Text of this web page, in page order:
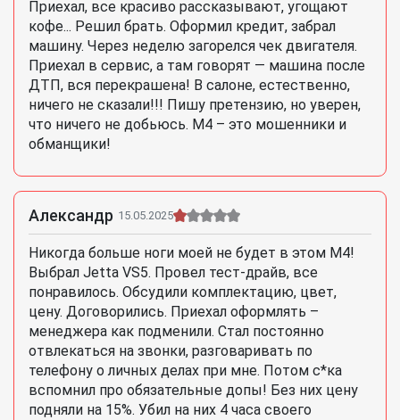
Приехал, все красиво рассказывают, угощают
кофе... Решил брать. Оформил кредит, забрал
машину. Через неделю загорелся чек двигателя.
Приехал в сервис, а там говорят — машина после
ДТП, вся перекрашена! В салоне, естественно,
ничего не сказали!!! Пишу претензию, но уверен,
что ничего не добьюсь. М4 – это мошенники и
обманщики!
Александр 15.05.2025
Никогда больше ноги моей не будет в этом М4!
Выбрал Jetta VS5. Провел тест-драйв, все
понравилось. Обсудили комплектацию, цвет,
цену. Договорились. Приехал оформлять –
менеджера как подменили. Стал постоянно
отвлекаться на звонки, разговаривать по
телефону о личных делах при мне. Потом с*ка
вспомнил про обязательные допы! Без них цену
подняли на 15%. Убил на них 4 часа своего